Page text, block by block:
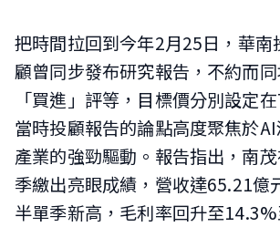
把時間拉回到今年2月25日，華南
顧曾同步發布研究報告，不約而
「買進」評等，目標價分別設定
當時投顧報告的論點高度聚焦於
產業的強勁驅動。報告指出，南
季繳出亮眼成績，營收達65.21億
半單季新高，毛利率回升至